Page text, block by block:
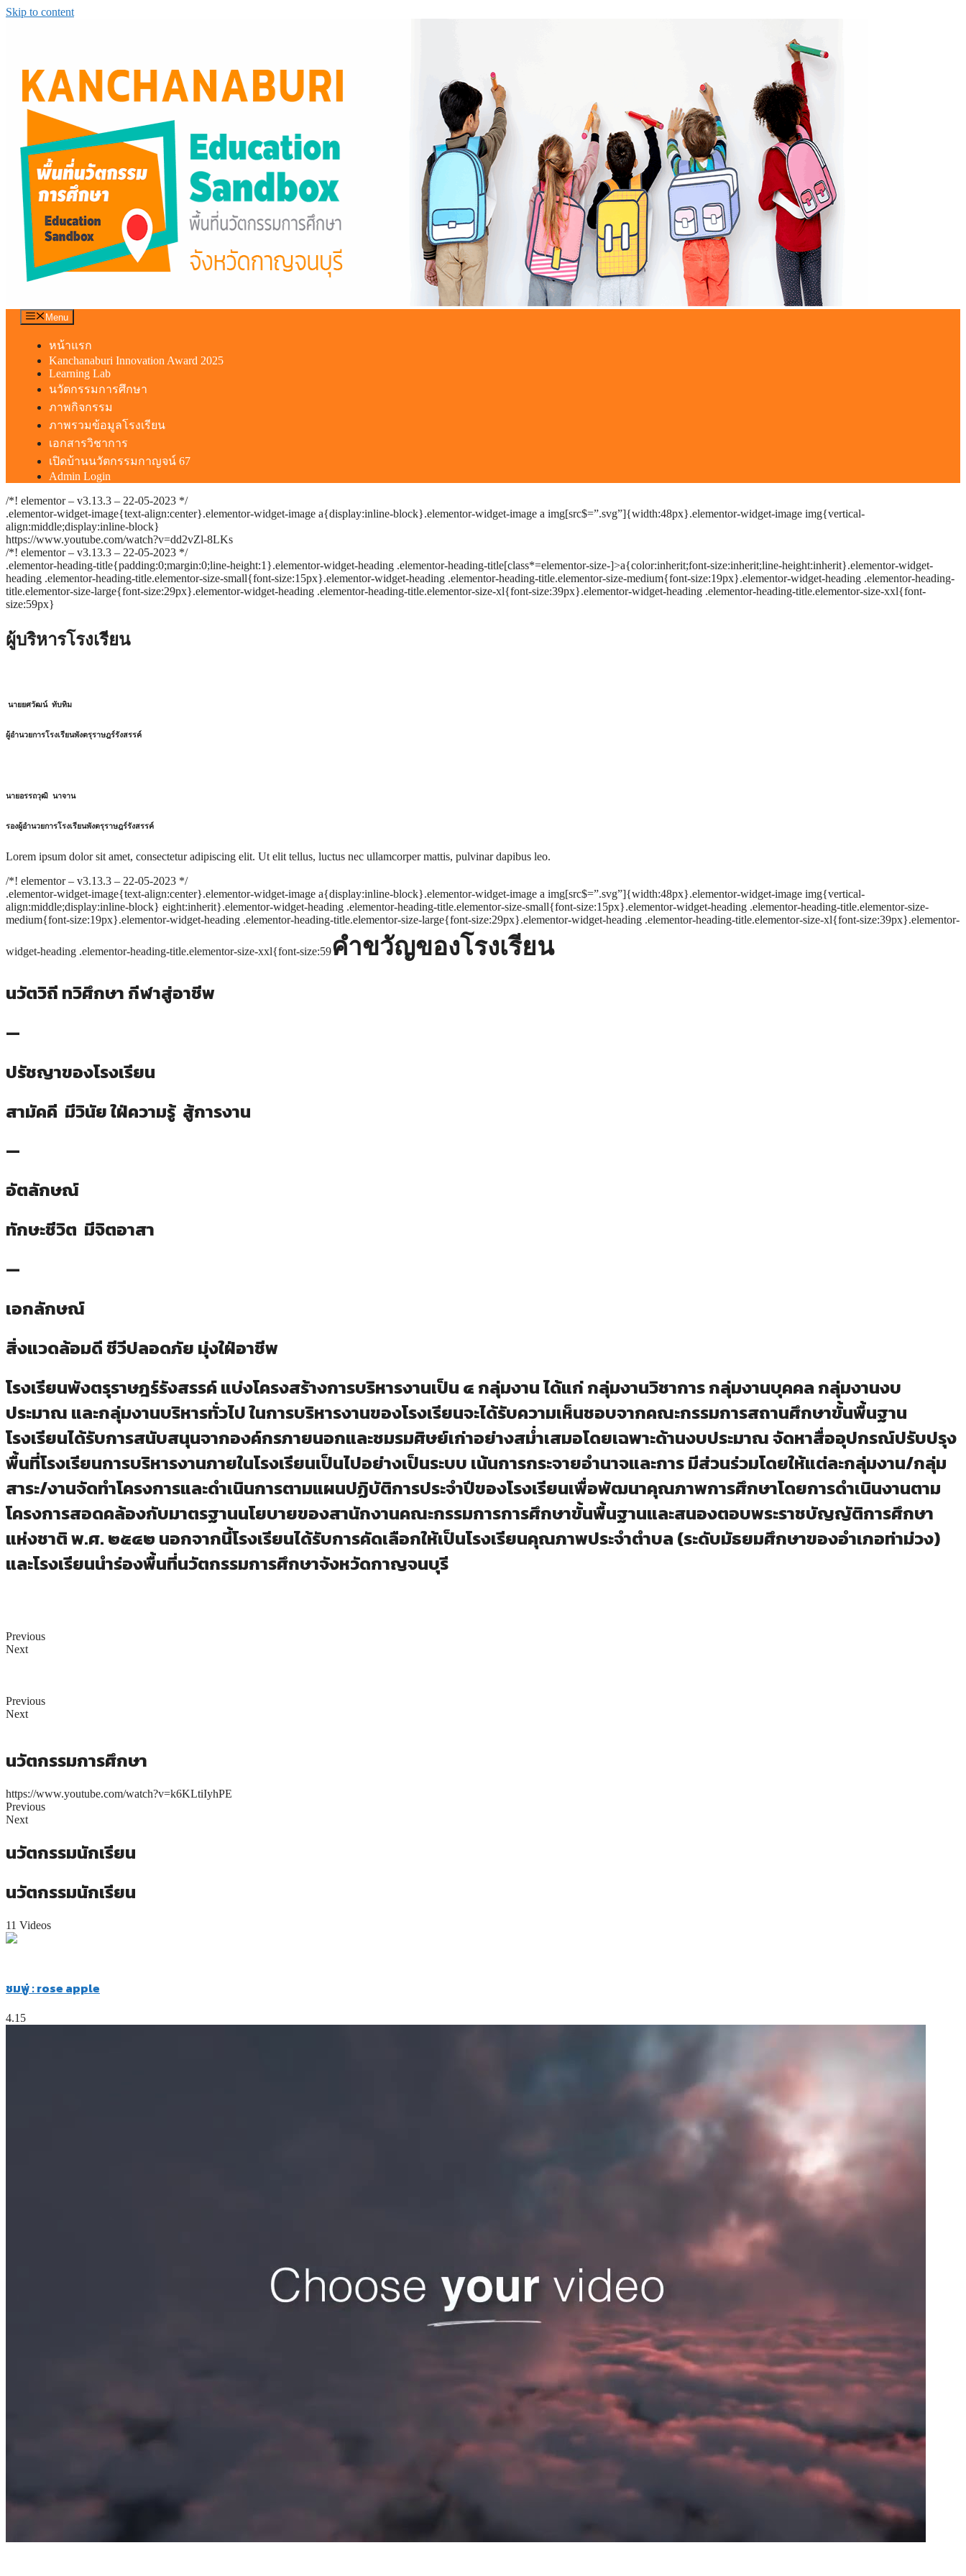
Skip to content
Menu
หน้าแรก
Kanchanaburi Innovation Award 2025
Learning Lab
นวัตกรรมการศึกษา
ภาพกิจกรรม
ภาพรวมข้อมูลโรงเรียน
เอกสารวิชาการ
เปิดบ้านนวัตกรรมกาญจน์ 67
Admin Login
/*! elementor – v3.13.3 – 22-05-2023 */
.elementor-widget-image{text-align:center}.elementor-widget-image a{display:inline-block}.elementor-widget-image a img[src$=”.svg”]{width:48px}.elementor-widget-image img{vertical-
align:middle;display:inline-block}
https://www.youtube.com/watch?v=dd2vZl-8LKs
/*! elementor – v3.13.3 – 22-05-2023 */
.elementor-heading-title{padding:0;margin:0;line-height:1}.elementor-widget-heading .elementor-heading-title[class*=elementor-size-]>a{color:inherit;font-size:inherit;line-height:inherit}.elementor-widget-
heading .elementor-heading-title.elementor-size-small{font-size:15px}.elementor-widget-heading .elementor-heading-title.elementor-size-medium{font-size:19px}.elementor-widget-heading .elementor-heading-
title.elementor-size-large{font-size:29px}.elementor-widget-heading .elementor-heading-title.elementor-size-xl{font-size:39px}.elementor-widget-heading .elementor-heading-title.elementor-size-xxl{font-
size:59px}
ผู้บริหารโรงเรียน
นายยศวัฒน์ ทับทิม
ผู้อำนวยการโรงเรียนพังตรุราษฎร์รังสรรค์
นายอรรถวุฒิ นาจาน
รองผู้อำนวยการโรงเรียนพังตรุราษฎร์รังสรรค์
Lorem ipsum dolor sit amet, consectetur adipiscing elit. Ut elit tellus, luctus nec ullamcorper mattis, pulvinar dapibus leo.
/*! elementor – v3.13.3 – 22-05-2023 */
.elementor-widget-image{text-align:center}.elementor-widget-image a{display:inline-block}.elementor-widget-image a img[src$=”.svg”]{width:48px}.elementor-widget-image img{vertical-
align:middle;display:inline-block} eight:inherit}.elementor-widget-heading .elementor-heading-title.elementor-size-small{font-size:15px}.elementor-widget-heading .elementor-heading-title.elementor-size-
medium{font-size:19px}.elementor-widget-heading .elementor-heading-title.elementor-size-large{font-size:29px}.elementor-widget-heading .elementor-heading-title.elementor-size-xl{font-size:39px}.elementor-
widget-heading .elementor-heading-title.elementor-size-xxl{font-size:59คำขวัญของโรงเรียน
นวัตวิถี ทวิศึกษา กีฬาสู่อาชีพ
—
ปรัชญาของโรงเรียน
สามัคคี มีวินัย ใฝ่ความรู้ สู้การงาน
—
อัตลักษณ์
ทักษะชีวิต มีจิตอาสา
—
เอกลักษณ์
สิ่งแวดล้อมดี ชีวีปลอดภัย มุ่งใฝ่อาชีพ
โรงเรียนพังตรุราษฎร์รังสรรค์ แบ่งโครงสร้างการบริหารงานเป็น ๔ กลุ่มงาน ได้แก่ กลุ่มงานวิชาการ กลุ่มงานบุคคล กลุ่มงานงบ
ประมาณ และกลุ่มงานบริหารทั่วไป ในการบริหารงานของโรงเรียนจะได้รับความเห็นชอบจากคณะกรรมการสถานศึกษาขั้นพื้นฐาน
โรงเรียนได้รับการสนับสนุนจากองค์กรภายนอกและชมรมศิษย์เก่าอย่างสม่ำเสมอโดยเฉพาะด้านงบประมาณ จัดหาสื่ออุปกรณ์ปรับปรุง
พื้นที่โรงเรียนการบริหารงานภายในโรงเรียนเป็นไปอย่างเป็นระบบ เน้นการกระจายอำนาจและการ มีส่วนร่วมโดยให้แต่ละกลุ่มงาน/กลุ่ม
สาระ/งานจัดทำโครงการและดำเนินการตามแผนปฏิบัติการประจำปีของโรงเรียนเพื่อพัฒนาคุณภาพการศึกษาโดยการดำเนินงานตาม
โครงการสอดคล้องกับมาตรฐานนโยบายของสานักงานคณะกรรมการการศึกษาขั้นพื้นฐานและสนองตอบพระราชบัญญัติการศึกษา
แห่งชาติ พ.ศ. ๒๕๔๒ นอกจากนี้โรงเรียนได้รับการคัดเลือกให้เป็นโรงเรียนคุณภาพประจำตำบล (ระดับมัธยมศึกษาของอำเภอท่าม่วง)
และโรงเรียนนำร่องพื้นที่นวัตกรรมการศึกษาจังหวัดกาญจนบุรี
Previous
Next
Previous
Next
นวัตกรรมการศึกษา
https://www.youtube.com/watch?v=k6KLtiIyhPE
Previous
Next
นวัตกรรมนักเรียน
นวัตกรรมนักเรียน
11 Videos
ชมพู่ : rose apple
4.15